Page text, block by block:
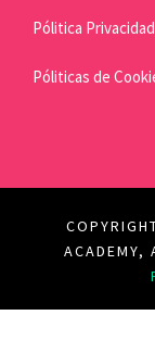
Pólitica Privacidad
Póliticas de
ACADEMY,